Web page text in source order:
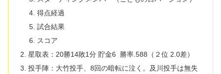
得点経過
試合結果
スコア
星取表：20勝14敗1分 貯金6 勝率.588（２位 2.0差）
投手陣：大竹投手、8回の暗転に泣く。及川投手は無失